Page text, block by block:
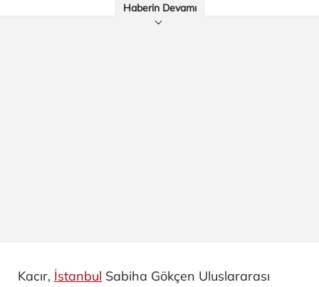
Haberin Devamı
Kacır, İstanbul Sabiha Gökçen Uluslararası